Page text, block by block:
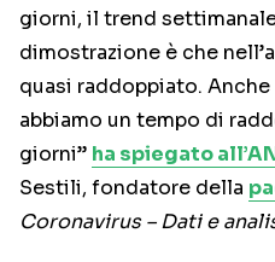
giorni, il trend
dimostrazione è che
quasi raddoppiato.
abbiamo un tempo di
giorni” ha spiegato
Sestili, fondatore della
Coronavirus – Dati e